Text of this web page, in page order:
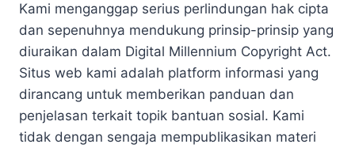
Kami menganggap serius perlindungan hak cipta
dan sepenuhnya mendukung prinsip-prinsip yang
diuraikan dalam Digital Millennium Copyright Act.
Situs web kami adalah platform informasi yang
dirancang untuk memberikan panduan dan
penjelasan terkait topik bantuan sosial. Kami
tidak dengan sengaja mempublikasikan materi